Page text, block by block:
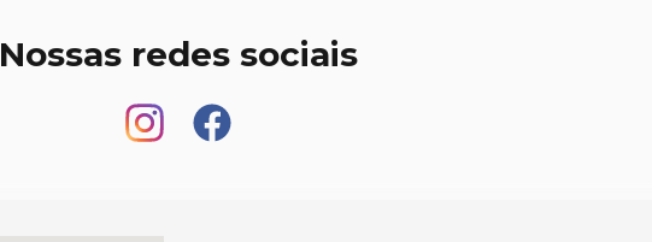
Nossas redes sociais